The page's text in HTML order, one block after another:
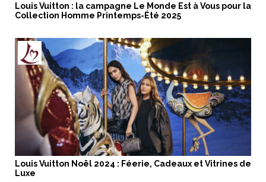
Louis Vuitton : la campagne Le Monde Est à Vous pour la
Collection Homme Printemps-Été 2025
Louis Vuitton Noël 2024 : Féerie, Cadeaux et Vitrines de
Luxe